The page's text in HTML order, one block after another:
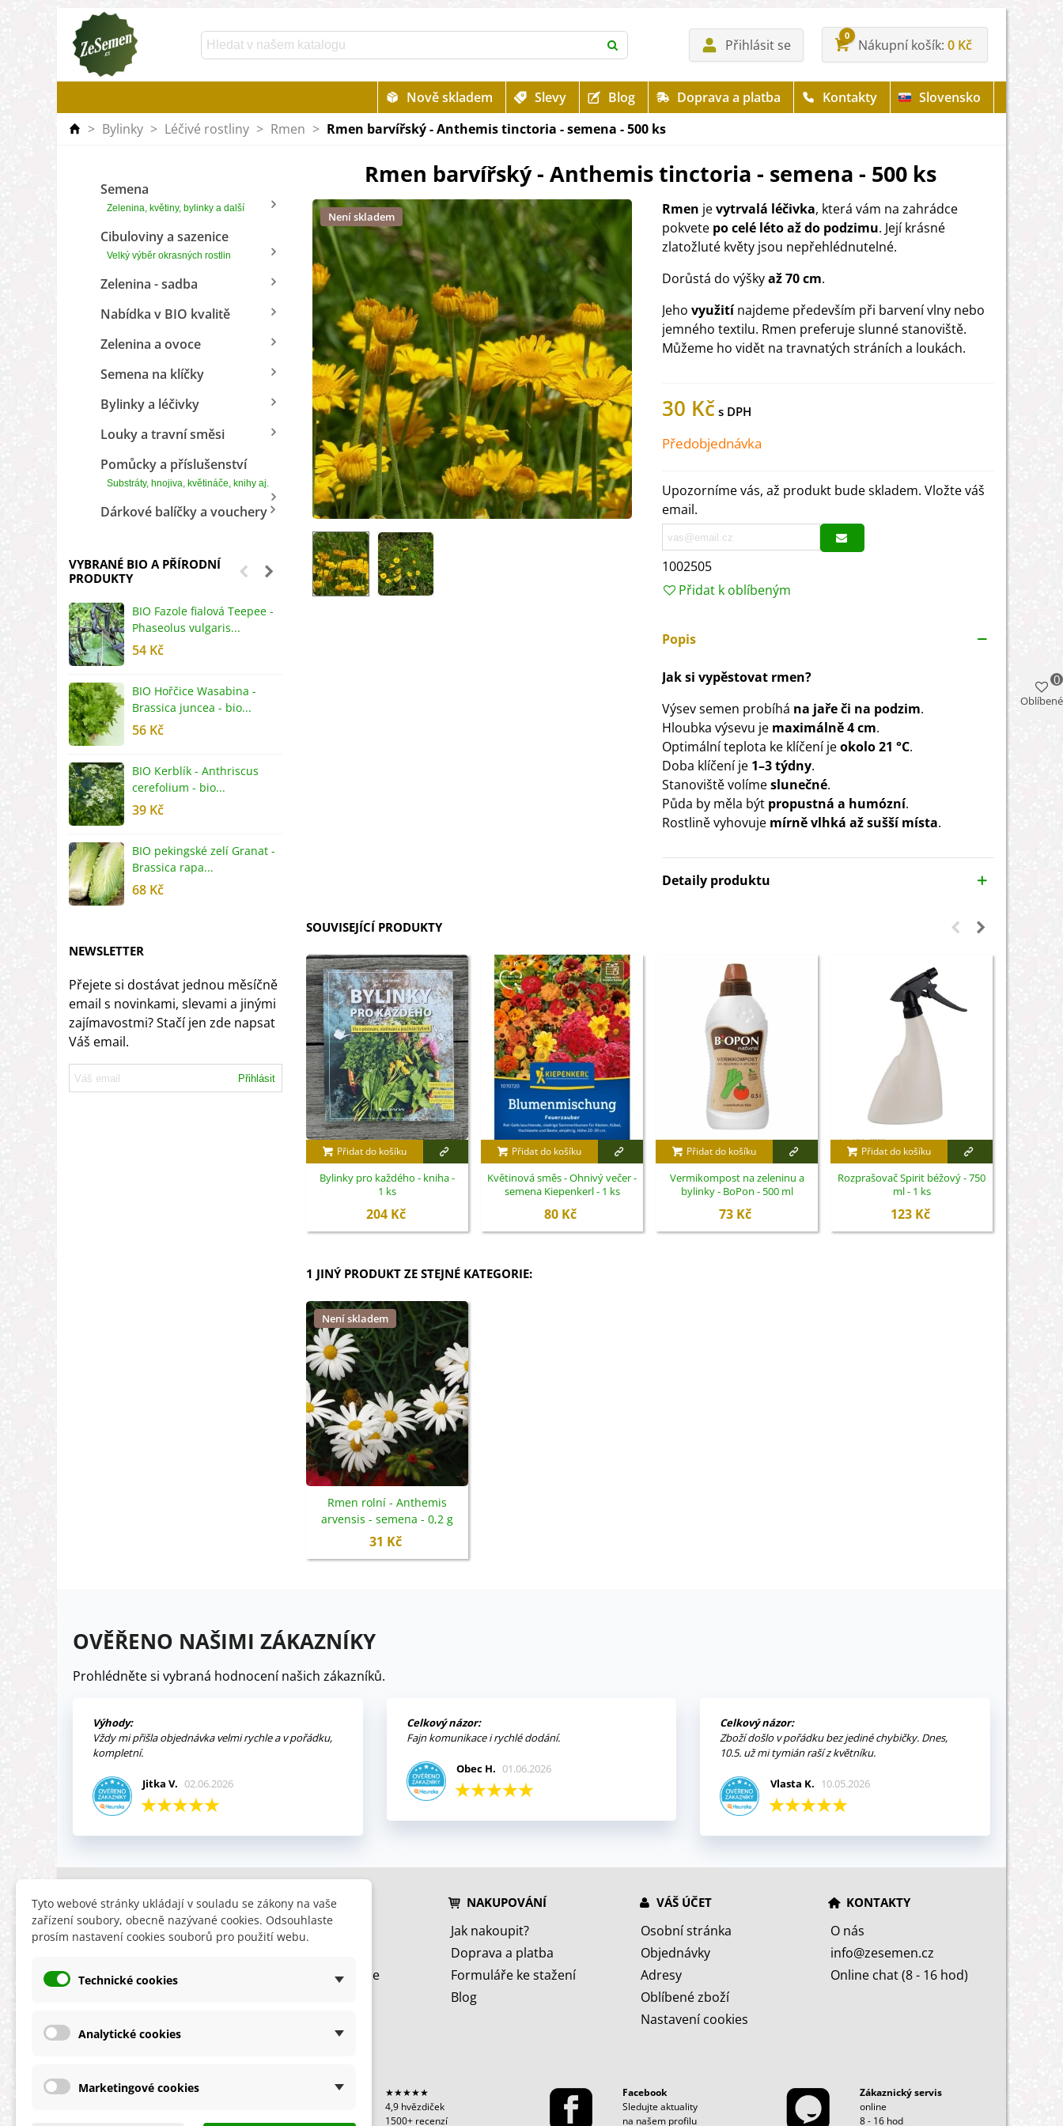
Přihlásit se
0
Nákupní košík 0 Kč
Nově skladem Slevy Blog Doprava a platba Kontakty
Slovensko
> Bylinky > Léčivé rostliny > Rmen > Rmen barvířský - Anthemis tinctoria - semena - 500 ks
Semena
Zelenina, květiny, bylinky a další
Cibuloviny a sazenice
Velký výběr okrasných rostlin
Zelenina - sadba
Nabídka v BIO kvalitě
Zelenina a ovoce
Semena na klíčky
Bylinky a léčivky
Louky a travní směsi
Pomůcky a příslušenství
Substráty, hnojiva, květináče, knihy aj.
Dárkové balíčky a vouchery
VYBRANÉ BIO A PŘÍRODNÍ
PRODUKTY
BIO Fazole fialová Teepee -
Phaseolus vulgaris...
54 Kč
BIO Hořčice Wasabina -
Brassica juncea - bio...
56 Kč
BIO Kerblík - Anthriscus
cerefolium - bio...
39 Kč
BIO pekingské zelí Granat -
Brassica rapa...
68 Kč
NEWSLETTER
Přejete si dostávat jednou měsíčně
email s novinkami, slevami a jinými
zajímavostmi? Stačí jen zde napsat
Váš email.
Přihlásit
Rmen barvířský - Anthemis tinctoria - semena - 500 ks
Není skladem Rmen jevytrvalá léčivka, která vám na zahrádce
pokvete po celé léto až do podzimu. Její krásné
zlatožluté květy jsou nepřehlédnutelné.
Dorůstá do výškyaž 70 cm.
Jeho využitínajdeme především při barvení vlny nebo
jemného textilu. Rmen preferuje slunné stanoviště.
Můžeme ho vidět na travnatých stráních a loukách.
30 Kč
Předobjednávka
Upozorníme vás, až produkt bude skladem. Vložte váš
email.
1002505
Přidat k oblíbeným
Popis
Jak si vypěstovat rmen?
Výsev semen probíhá na jaře či na podzim.
Hloubka výsevu je maximálně 4 cm.
Optimální teplota ke klíčení jeokolo 21 °C.
Doba klíčení je 1–3 týdny.
Stanoviště volímeslunečné.
Půda by měla být propustná a humózní.
Rostlině vyhovuje mírně vlhká až sušší místa.
Detaily produktu
SOUVISEJÍCÍ PRODUKTY
Přidat do košíku
Bylinky pro každého - kniha -
1 ks
204 Kč
Přidat do košíku
Květinová směs - Ohnivý večer -
semena Kiepenkerl - 1 ks
80 Kč
Přidat do košíku
Vermikompost na zeleninu a
bylinky - BoPon - 500 ml
73 Kč
Přidat do košíku
Rozprašovač Spirit béžový - 750
ml - 1 ks
123 Kč
1 JINÝ PRODUKT ZE STEJNÉ KATEGORIE:
Není skladem
Rmen rolní - Anthemis
arvensis - semena - 0,2 g
31 Kč
OVĚŘENO NAŠIMI ZÁKAZNÍKY
Prohlédněte si vybraná hodnocení našich zákazníků.
Výhody:
Vždy mi přišla objednávka velmi rychle a v pořádku,
kompletní.
Jitka V. 02.06.2026
Celkový názor:
Fajn komunikace i rychlé dodání.
Obec H. 01.06.2026
Celkový názor:
Zboží došlo v pořádku bez jediné chybičky. Dnes,
10.5. už mi tymián raší z květníku.
Vlasta K. 10.05.2026
INFORMACE
Obchodní podmínky
Ochrana osobních údajů
HLEDÁTE
Slevy
Nyní doporučujeme
NAKUPOVÁNÍ
Jak nakoupit?
Doprava a platba
Formuláře ke stažení
Blog
VÁŠ ÚČET
Osobní stránka
Objednávky
Adresy
Oblíbené zboží
Nastavení cookies
KONTAKTY
O nás
info@zesemen.cz
Online chat (8 - 16 hod)
★★★★★
★★★★★
4,9 hvězdiček
1500+ recenzí
Facebook
Sledujte aktuality
na našem profilu
Zákaznický servis
online
8 - 16 hod
Oblíbené
0
Tyto webové stránky ukládají v souladu se zákony na vaše
zařízení soubory, obecně nazývané cookies. Odsouhlaste
prosím nastavení cookies souborů pro použití webu.
Technické cookies
Analytické cookies
Marketingové cookies